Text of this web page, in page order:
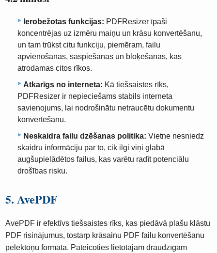
Ierobežotas funkcijas: PDFResizer īpaši
koncentrējas uz izmēru maiņu un krāsu konvertēšanu,
un tam trūkst citu funkciju, piemēram, failu
apvienošanas, saspiešanas un bloķēšanas, kas
atrodamas citos rīkos.
Atkarīgs no interneta: Kā tiešsaistes rīks,
PDFResizer ir nepieciešams stabils interneta
savienojums, lai nodrošinātu netraucētu dokumentu
konvertēšanu.
Neskaidra failu dzēšanas politika: Vietne nesniedz
skaidru informāciju par to, cik ilgi viņi glabā
augšupielādētos failus, kas varētu radīt potenciālu
drošības risku.
5. AvePDF
AvePDF ir efektīvs tiešsaistes rīks, kas piedāvā plašu klāstu
PDF risinājumus, tostarp krāsainu PDF failu konvertēšanu
pelēktoņu formātā. Pateicoties lietotājam draudzīgam